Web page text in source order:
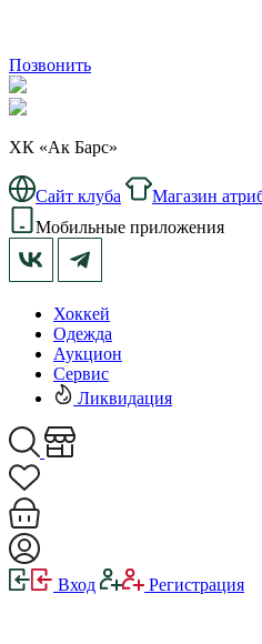
Позвонить
ХК «Ак Барс»
Сайт клуба Магазин
Мобильные приложения
Хоккей
Одежда
Аукцион
Сервис
Ликвидация
Вход Регистрация